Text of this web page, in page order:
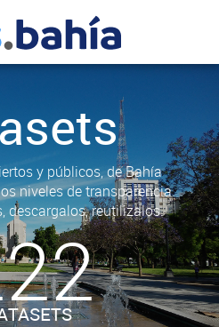
y públicos, de Bahía
niveles de transparencia.
descargalos, reutilizalos.